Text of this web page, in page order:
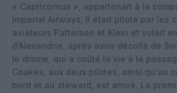
« Capricornus », appartenait à la
Imperial Airways. Il était piloté par les
aviateurs Patterson et Klein et volait
d’Alexandrie, après avoir décollé de
le drame, qui a coûté la vie à la
Coakes, aux deux pilotes, ainsi qu’au
bord et au steward, est arrivé. La